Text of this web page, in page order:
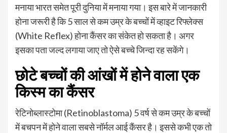
मनाया भारत समेत पूरी दुनिया में मनाया गया। इस बारे में जानकारी
होना जरूरी है कि 5 साल से कम उम्र के बच्चों में व्हाइट रिफ्लेक्स
(White Reflex) होना कैंसर का संकेत हो सकता है। अगर
इसका पता जल्द लगाया जाए तो ऐसे बच्चे जिन्दा रह सकेंगे।
छोटे बच्चों की आंखों में होने वाला एक
किस्म का कैंसर
रेटिनोब्लास्टोमा (Retinoblastoma) 5 वर्ष से कम उम्र के बच्चों
में बचपन में होने वाला सबसे नॉर्मल आई कैंसर है। इससे कभी एक तो